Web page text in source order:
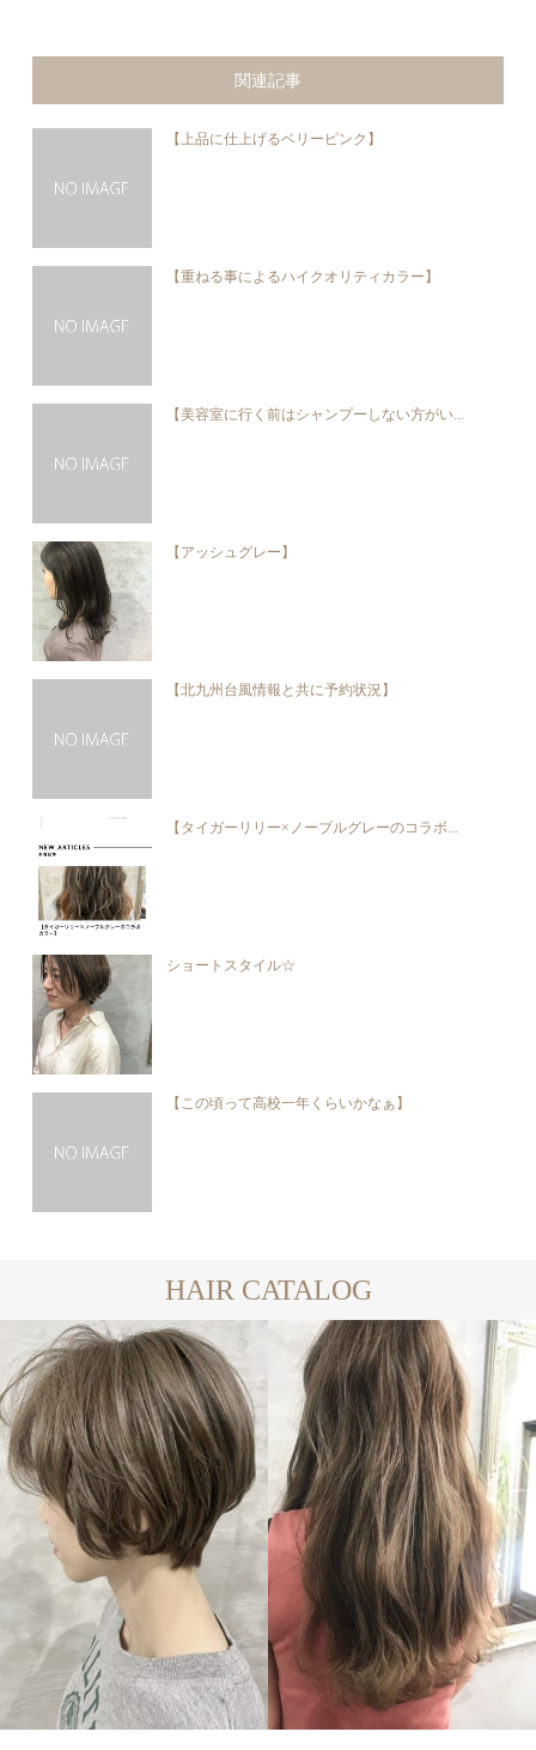
関連記事
【上品に仕上げるベリーピンク】
【重ねる事によるハイクオリティカラー】
【美容室に行く前はシャンプーしない方がい...
【アッシュグレー】
【北九州台風情報と共に予約状況】
【タイガーリリー×ノーブルグレーのコラボ...
ショートスタイル☆
【この頃って高校一年くらいかなぁ】
HAIR CATALOG
LONG